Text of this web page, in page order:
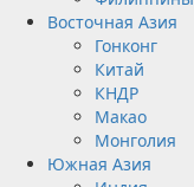
Восточная Азия
Гонконг
Китай
КНДР
Макао
Монголия
Южная Азия